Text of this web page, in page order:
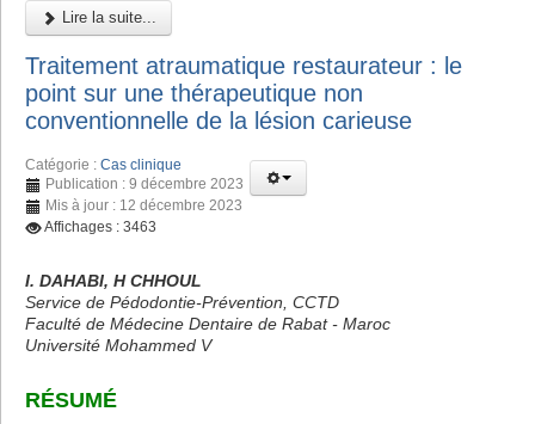
Lire la suite...
Traitement atraumatique restaurateur : le
point sur une thérapeutique non
conventionnelle de la lésion carieuse
Catégorie : Cas clinique
Publication : 9 décembre 2023
Mis à jour : 12 décembre 2023
Affichages : 3463
I. DAHABI, H CHHOUL
Service de Pédodontie-Prévention, CCTD
Faculté de Médecine Dentaire de Rabat - Maroc
Université Mohammed V
RÉSUMÉ